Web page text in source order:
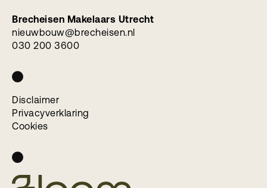
Brecheisen Makelaars Utrecht
nieuwbouw@brecheisen.nl
030 200 3600
Disclaimer
Privacyverklaring
Cookies